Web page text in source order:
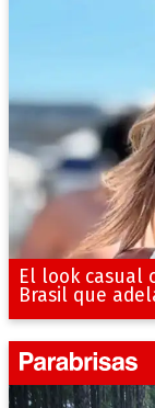
El look casual
Brasil que